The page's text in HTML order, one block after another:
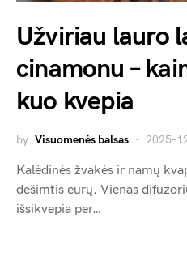
Užviriau lauro
cinamonu –
kuo kvepia
by Visuomenės balsas 2025-
Kalėdinės žvakės ir namų
dešimtis eurų. Vienas
išsikvepia per…